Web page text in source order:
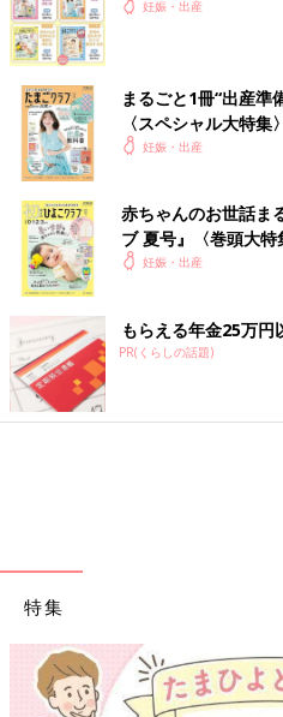
妊娠・出産
まるごと1冊“出産準
〈スペシャル大特
妊娠・出産
赤ちゃんのお世話ま
ブ 夏号』〈巻頭大
く！ おっぱい・ミル
妊娠・出産
もらえる年金25万円
PR(くらしの話題)
特集